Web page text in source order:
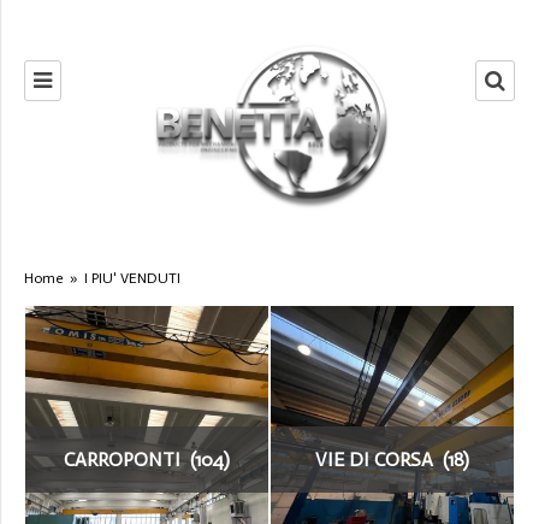
Home » I PIU' VENDUTI
CARROPONTI (104) VIE DI CORSA (18)